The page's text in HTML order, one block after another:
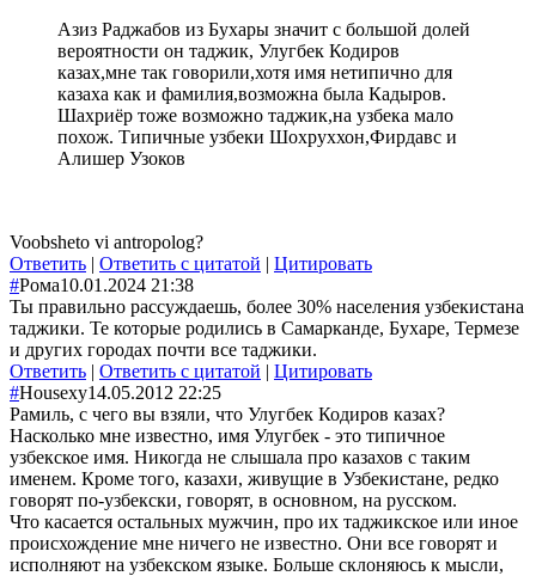
Азиз Раджабов из Бухары значит с большой долей
вероятности он таджик, Улугбек Кодиров
казах,мне так говорили,хотя имя нетипично для
казаха как и фамилия,возможна была Кадыров.
Шахриёр тоже возможно таджик,на узбека мало
похож. Типичные узбеки Шохруххон,Фирдавс и
Алишер Узоков
Voobsheto vi antropolog?
Ответить | Ответить с цитатой | Цитировать
#Рома10.01.2024 21:38
Ты правильно рассуждаешь, более 30% населения узбекистана
таджики. Те которые родились в Самарканде, Бухаре, Термезе
и других городах почти все таджики.
Ответить | Ответить с цитатой | Цитировать
#Housexy14.05.2012 22:25
Рамиль, с чего вы взяли, что Улугбек Кодиров казах?
Насколько мне известно, имя Улугбек - это типичное
узбекское имя. Никогда не слышала про казахов с таким
именем. Кроме того, казахи, живущие в Узбекистане, редко
говорят по-узбекски, говорят, в основном, на русском.
Что касается остальных мужчин, про их таджикское или иное
происхождение мне ничего не известно. Они все говорят и
исполняют на узбекском языке. Больше склоняюсь к мысли,